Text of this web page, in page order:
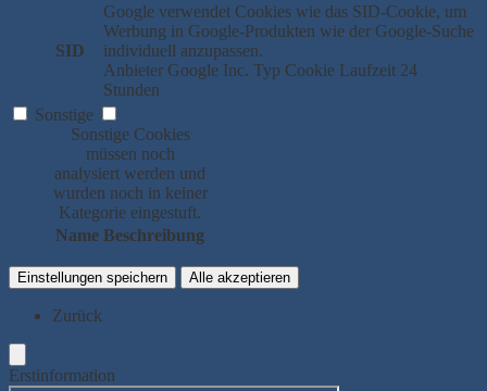
SID
Google verwendet Cookies wie das SID-Cookie, um
Werbung in Google-Produkten wie der Google-Suche
individuell anzupassen.
Anbieter Google Inc. Typ Cookie Laufzeit 24
Stunden
Sonstige
Sonstige Cookies
müssen noch
analysiert werden und
wurden noch in keiner
Kategorie eingestuft.
Name Beschreibung
Einstellungen speichern Alle akzeptieren
Zurück
Erstinformation